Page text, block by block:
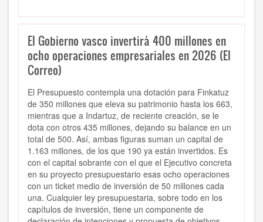
El Gobierno vasco invertirá 400 millones en
ocho operaciones empresariales en 2026 (El
Correo)
El Presupuesto contempla una dotación para Finkatuz
de 350 millones que eleva su patrimonio hasta los 663,
mientras que a Indartuz, de reciente creación, se le
dota con otros 435 millones, dejando su balance en un
total de 500. Así, ambas figuras suman un capital de
1.163 millones, de los que 190 ya están invertidos. Es
con el capital sobrante con el que el Ejecutivo concreta
en su proyecto presupuestario esas ocho operaciones
con un ticket medio de inversión de 50 millones cada
una. Cualquier ley presupuestaria, sobre todo en los
capítulos de inversión, tiene un componente de